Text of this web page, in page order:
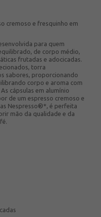
cremoso e fresquinho em
para quem
de corpo médio,
frutadas e adocicadas.
torra
sabores, proporcionando
corpo e aroma com
cápsulas em alumínio
de um espresso cremoso e
Nespresso®*, é perfeita
mão da qualidade e da